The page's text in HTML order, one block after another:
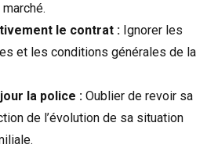
le contrat : Ignorer les
et les conditions générales de la
la police : Oublier de revoir sa
de l’évolution de sa situation